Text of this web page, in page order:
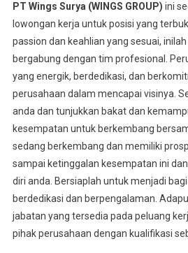
PT Wings Surya (WINGS GROUP) ini
lowongan kerja untuk posisi yang
passion dan keahlian yang sesuai,
bergabung dengan tim profesional.
yang energik, berdedikasi, dan
perusahaan dalam mencapai visinya.
anda dan tunjukkan bakat dan
kesempatan untuk berkembang
sedang berkembang dan memiliki
sampai ketinggalan kesempatan ini
diri anda. Bersiaplah untuk menjadi
berdedikasi dan berpengalaman.
jabatan yang tersedia pada peluang
pihak perusahaan dengan kualifikasi